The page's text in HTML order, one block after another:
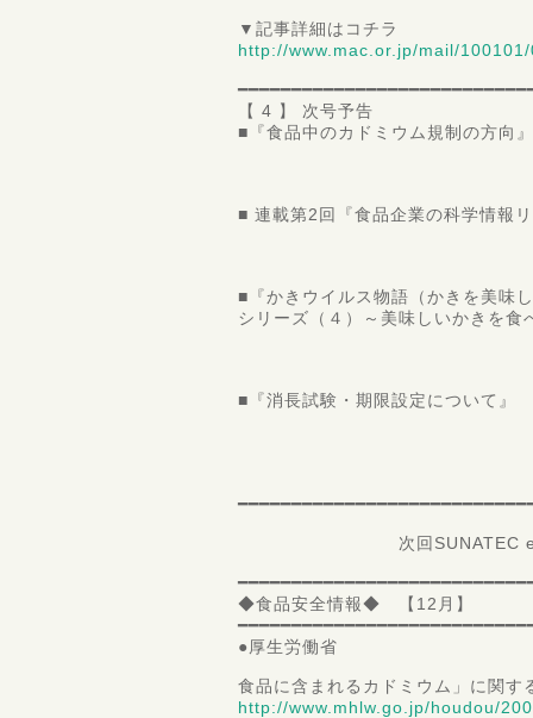
▼記事詳細はコチラ
http://www.mac.or.jp/mail/
【 4 】 次号予告
■『食品中のカドミウム規制の方向』
■ 連載第2回『食品企業の科学情報
■『かきウイルス物語（かきを美味
シリーズ（４）～美味しいかきを食
■『消長試験・期限設定について』
次回SUNATEC e－
◆食品安全情報◆ 【12月】
●厚生労働省
食品に含まれるカドミウム」に関
http://www.mhlw.go.jp/houdou/